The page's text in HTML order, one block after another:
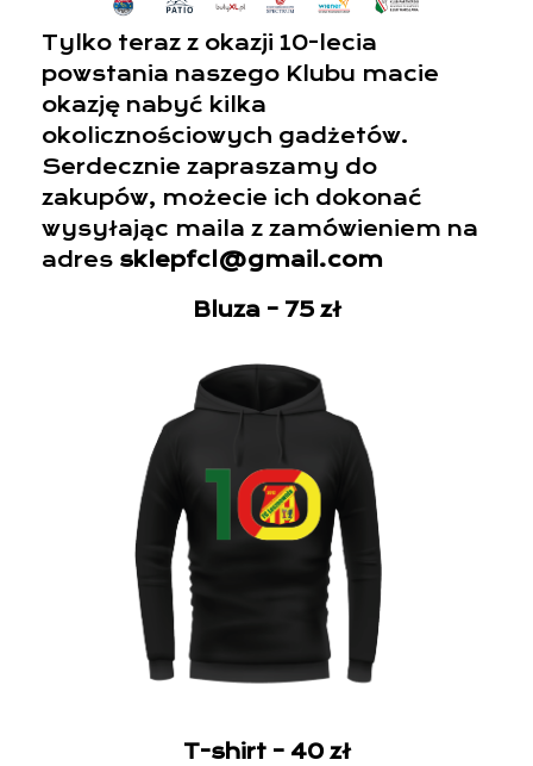
Tylko teraz z okazji 10-lecia
powstania naszego Klubu macie
okazję nabyć kilka
okolicznościowych gadżetów.
Serdecznie zapraszamy do
zakupów, możecie ich dokonać
wysyłając maila z zamówieniem na
adres sklepfcl@gmail.com
Bluza – 75 zł
T-shirt – 40 zł